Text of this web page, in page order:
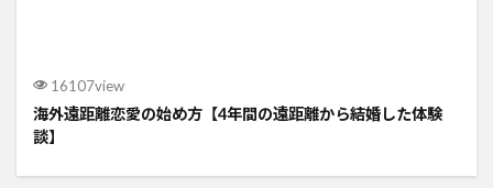
16107view
海外遠距離恋愛の始め方【4年間の遠距離から結婚した体験
談】